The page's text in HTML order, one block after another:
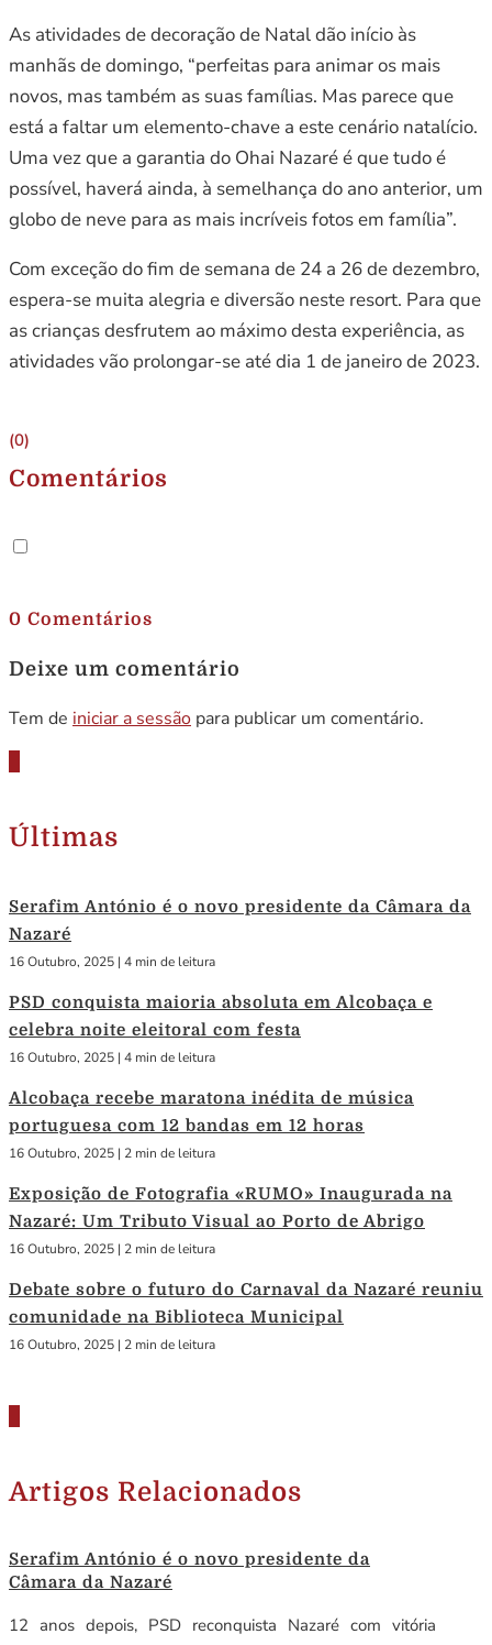
As atividades de decoração de Natal dão início às
manhãs de domingo, “perfeitas para animar os mais
novos, mas também as suas famílias. Mas parece que
está a faltar um elemento-chave a este cenário natalício.
Uma vez que a garantia do Ohai Nazaré é que tudo é
possível, haverá ainda, à semelhança do ano anterior, um
globo de neve para as mais incríveis fotos em família”.
Com exceção do fim de semana de 24 a 26 de dezembro,
espera-se muita alegria e diversão neste resort. Para que
as crianças desfrutem ao máximo desta experiência, as
atividades vão prolongar-se até dia 1 de janeiro de 2023.
(0)
Comentários
0 Comentários
Deixe um comentário
Tem de iniciar a sessão para publicar um comentário.
Últimas
Serafim António é o novo presidente da Câmara da
Nazaré
16 Outubro, 2025 | 4 min de leitura
PSD conquista maioria absoluta em Alcobaça e
celebra noite eleitoral com festa
16 Outubro, 2025 | 4 min de leitura
Alcobaça recebe maratona inédita de música
portuguesa com 12 bandas em 12 horas
16 Outubro, 2025 | 2 min de leitura
Exposição de Fotografia «RUMO» Inaugurada na
Nazaré: Um Tributo Visual ao Porto de Abrigo
16 Outubro, 2025 | 2 min de leitura
Debate sobre o futuro do Carnaval da Nazaré reuniu
comunidade na Biblioteca Municipal
16 Outubro, 2025 | 2 min de leitura
Artigos Relacionados
Serafim António é o novo presidente da
Câmara da Nazaré
12 anos depois, PSD reconquista Nazaré com vitória